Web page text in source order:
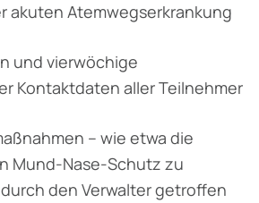
akuten Atemwegserkrankung
und vierwöchige
Kontaktdaten aller Teilnehmer
– wie etwa die
Mund-Nase-Schutz zu
den Verwalter getroffen